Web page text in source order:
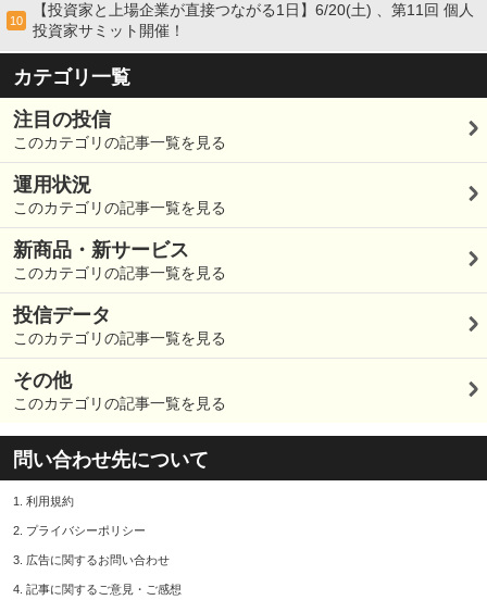
10
【投資家と上場企業が直接つながる1日】6/20(土) 、第11回 個人
投資家サミット開催！
カテゴリ一覧
注目の投信
このカテゴリの記事一覧を見る
運用状況
このカテゴリの記事一覧を見る
新商品・新サービス
このカテゴリの記事一覧を見る
投信データ
このカテゴリの記事一覧を見る
その他
このカテゴリの記事一覧を見る
問い合わせ先について
1. 利用規約
2. プライバシーポリシー
3. 広告に関するお問い合わせ
4. 記事に関するご意見・ご感想